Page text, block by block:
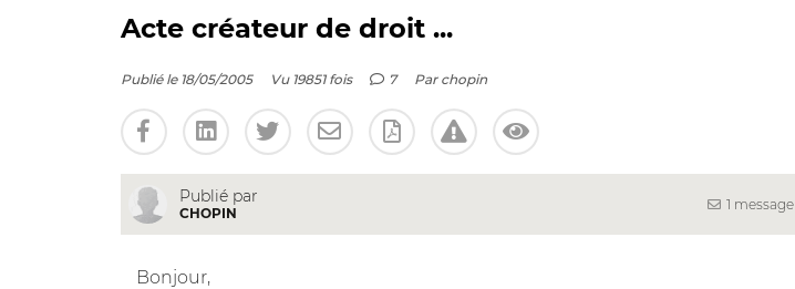
Acte créateur de droit ...
Publié le 18/05/2005 Vu 19851 fois 7 Par chopin
Publié par
CHOPIN
1 message
Bonjour,